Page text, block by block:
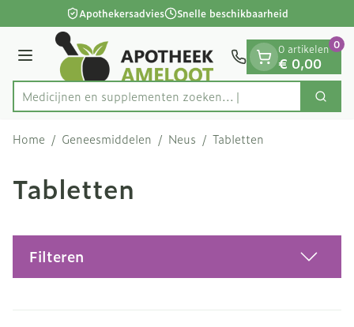
Ga naar de inhoudApothekersadvies Snelle beschikbaarheid
Menu
Product, merk, categorie...
Medicijnen en supplementen zoeken. Zoek
0 artikelen
€ 0,00
0
Home / Geneesmiddelen / Neus / Tabletten
Tabletten
Filteren